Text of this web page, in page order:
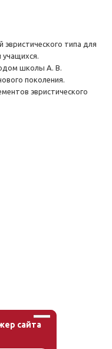
типа для
учащихся.
школы А. В.
поколения.
эвристического
сайта